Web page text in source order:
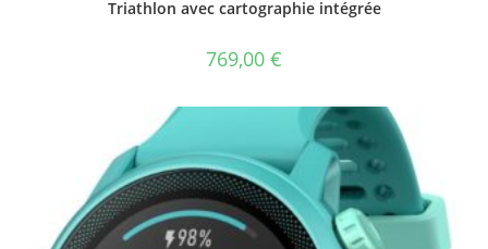
Triathlon avec cartographie intégrée
769,00 €